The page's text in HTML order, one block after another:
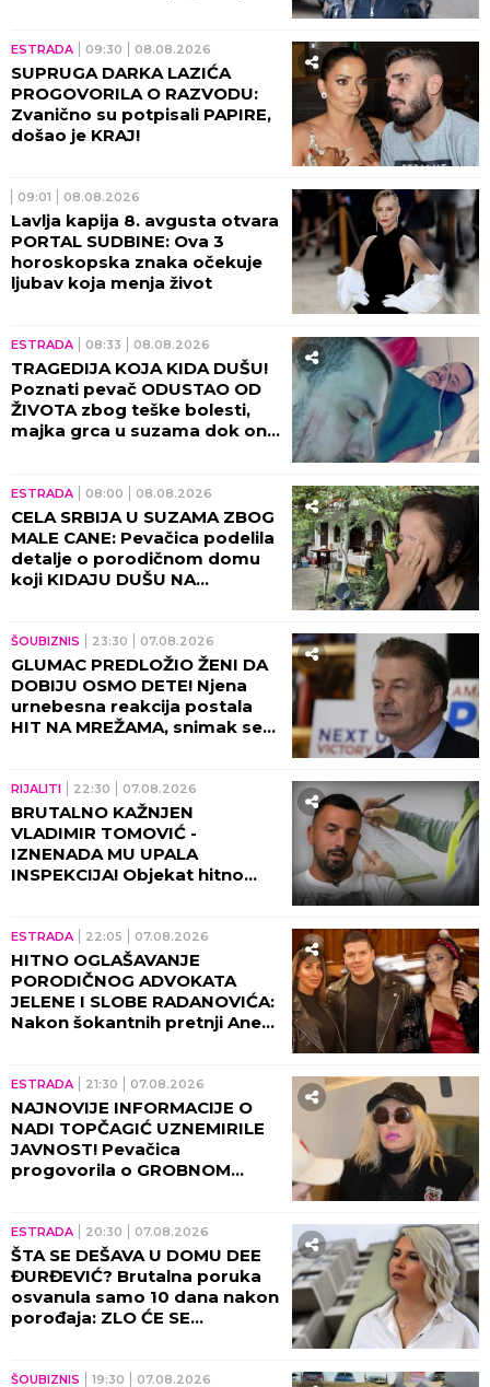
ESTRADA 09:30 08.08.2026
SUPRUGA DARKA LAZIĆA
PROGOVORILA O RAZVODU:
Zvanično su potpisali PAPIRE,
došao je KRAJ!
09:01 08.08.2026
Lavlja kapija 8. avgusta otvara
PORTAL SUDBINE: Ova 3
horoskopska znaka očekuje
ljubav koja menja život
ESTRADA 08:33 08.08.2026
TRAGEDIJA KOJA KIDA DUŠU!
Poznati pevač ODUSTAO OD
ŽIVOTA zbog teške bolesti,
majka grca u suzama dok on
ESTRADA 08:00 08.08.2026
CELA SRBIJA U SUZAMA ZBOG
MALE CANE: Pevačica podelila
detalje o porodičnom domu
koji KIDAJU DUŠU NA
ŠOUBIZNIS 23:30 07.08.2026
GLUMAC PREDLOŽIO ŽENI DA
DOBIJU OSMO DETE! Njena
urnebesna reakcija postala
HIT NA MREŽAMA, snimak se
RIJALITI 22:30 07.08.2026
BRUTALNO KAŽNJEN
VLADIMIR TOMOVIĆ -
IZNENADA MU UPALA
INSPEKCIJA! Objekat hitno
ESTRADA 22:05 07.08.2026
HITNO OGLAŠAVANJE
PORODIČNOG ADVOKATA
JELENE I SLOBE RADANOVIĆA:
Nakon šokantnih pretnji Ane
ESTRADA 21:30 07.08.2026
NAJNOVIJE INFORMACIJE O
NADI TOPČAGIĆ UZNEMIRILE
JAVNOST! Pevačica
progovorila o GROBNOM
ESTRADA 20:30 07.08.2026
ŠTA SE DEŠAVA U DOMU DEE
ĐURĐEVIĆ? Brutalna poruka
osvanula samo 10 dana nakon
porođaja: ZLO ĆE SE
ŠOUBIZNIS 19:30 07.08.2026